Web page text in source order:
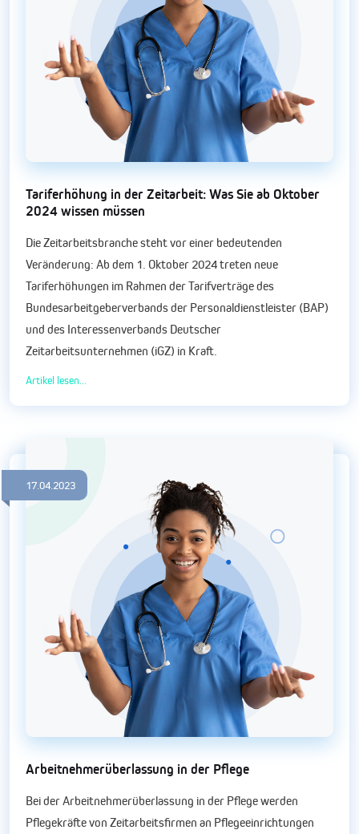
Tariferhöhung in der Zeitarbeit: Was Sie ab Oktober
2024 wissen müssen
Die Zeitarbeitsbranche steht vor einer bedeutenden
Veränderung: Ab dem 1. Oktober 2024 treten neue
Tariferhöhungen im Rahmen der Tarifverträge des
Bundesarbeitgeberverbands der Personaldienstleister (BAP)
und des Interessenverbands Deutscher
Zeitarbeitsunternehmen (iGZ) in Kraft.
Artikel lesen...
17.04.2023
Arbeitnehmerüberlassung in der Pflege
Bei der Arbeitnehmerüberlassung in der Pflege werden
Pflegekräfte von Zeitarbeitsfirmen an Pflegeeinrichtungen